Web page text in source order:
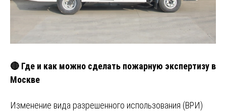
🔴 Где и как можно сделать пожарную экспертизу в
Москве
Изменение вида разрешенного использования (ВРИ)